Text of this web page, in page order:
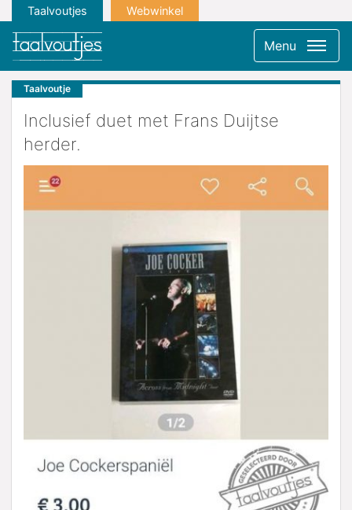
Taalvoutjes Webwinkel
Menu
Taalvoutje
Inclusief duet met Frans Duijtse
herder.